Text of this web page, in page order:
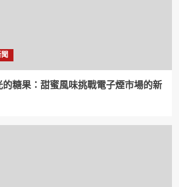
的糖果：甜蜜風味挑戰電子煙市場的新